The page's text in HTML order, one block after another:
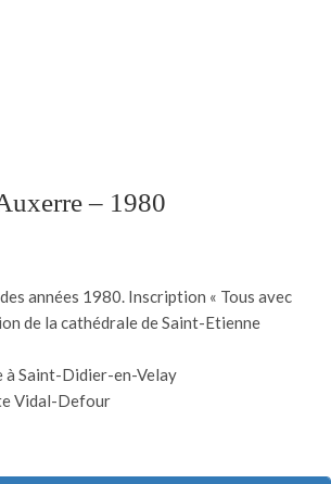
– 1980
années 1980. Inscription « Tous avec
de la cathédrale de Saint-Etienne
à Saint-Didier-en-Velay
Vidal-Defour